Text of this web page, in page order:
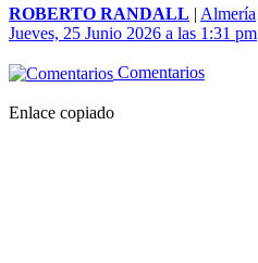
ROBERTO RANDALL | Almería
Jueves, 25 Junio 2026 a las 1:31 pm
Comentarios
Enlace copiado